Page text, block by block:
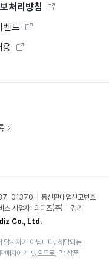
처리방침
벤트
용
87-01370
통신판매업신고번호
스 사업자: 와디즈(주)
경기
Co., Ltd.
당사자가 아닙니다. 해당되는
매자에게 있으므로, 각 상품